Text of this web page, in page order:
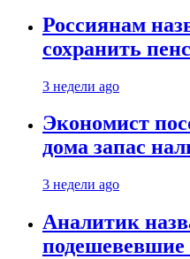
Россиянам
сохранить
3 недели ago
Экономист
дома запас
3 недели ago
Аналитик